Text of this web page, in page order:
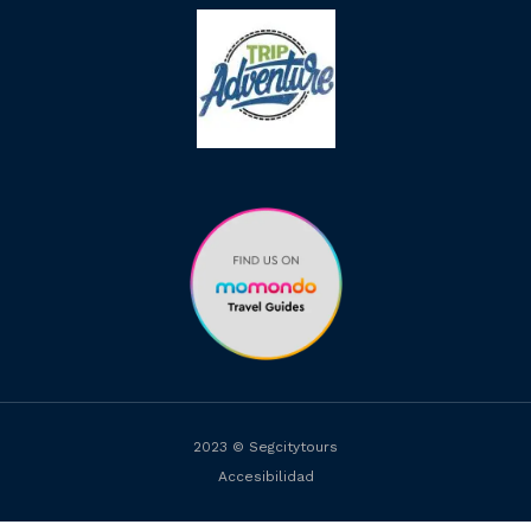
2023 © Segcitytours
Accesibilidad